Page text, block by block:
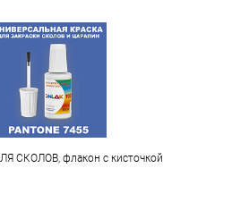
СКОЛОВ, флакон с кисточкой